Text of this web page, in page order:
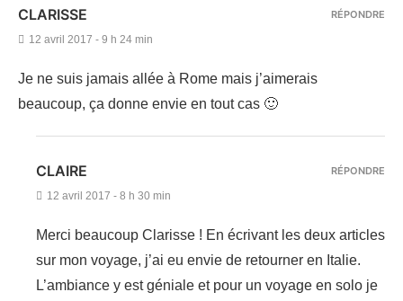
CLARISSE
12 avril 2017 - 9 h 24 min
Je ne suis jamais allée à Rome mais j’aimerais
beaucoup, ça donne envie en tout cas 🙂
RÉPONDRE
CLAIRE
12 avril 2017 - 8 h 30 min
Merci beaucoup Clarisse ! En écrivant les deux articles
sur mon voyage, j’ai eu envie de retourner en Italie.
L’ambiance y est géniale et pour un voyage en solo je
RÉPONDRE